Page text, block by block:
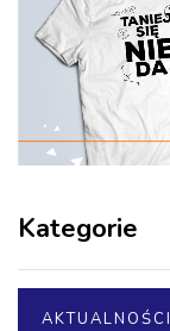
Kategorie
AKTUALNOŚCI